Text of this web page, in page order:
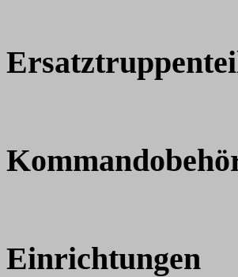
Einrichtungen